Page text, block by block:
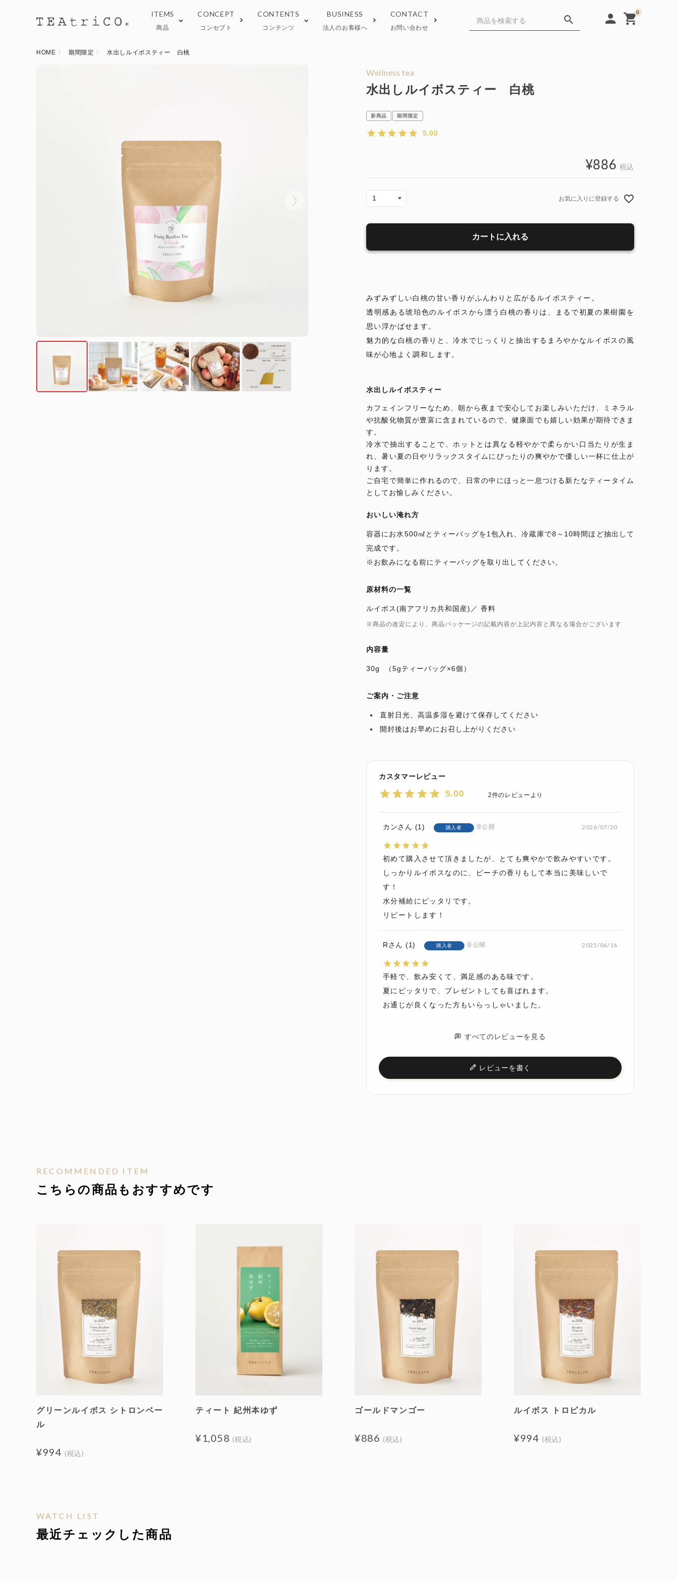
ITEMS
商品
CONCEPT
コンセプト
CONTENTS
コンテンツ
BUSINESS
法人のお客様へ
CONTACT
お問い合わせ
search person 0
shopping_cart
HOME 期間限定 水出しルイボスティー 白桃
Wellness tea
水出しルイボスティー 白桃
新商品 期間限定
5.00
¥886 税込
お気に入りに登録する
カートに入れる
みずみずしい白桃の甘い香りがふんわりと広がるルイボスティー。
透明感ある琥珀色のルイボスから漂う白桃の香りは、まるで初夏の果樹園を
思い浮かばせます。
魅力的な白桃の香りと、冷水でじっくりと抽出するまろやかなルイボスの風
味が心地よく調和します。
水出しルイボスティー
カフェインフリーなため、朝から夜まで安心してお楽しみいただけ、ミネラル
や抗酸化物質が豊富に含まれているので、健康面でも嬉しい効果が期待できま
す。
冷水で抽出することで、ホットとは異なる軽やかで柔らかい口当たりが生ま
れ、暑い夏の日やリラックスタイムにぴったりの爽やかで優しい一杯に仕上が
ります。
ご自宅で簡単に作れるので、日常の中にほっと一息つける新たなティータイム
としてお愉しみください。
おいしい淹れ方
容器にお水500㎖とティーバッグを1包入れ、冷蔵庫で8～10時間ほど抽出して
完成です。
※お飲みになる前にティーバッグを取り出してください。
原材料の一覧
ルイボス(南アフリカ共和国産) 香料
※商品の改定により、商品パッケージの記載内容が上記内容と異なる場合がございます
内容量
30g （5gティーバッグ×6個）
ご案内・ご注意
直射日光、高温多湿を避けて保存してください
開封後はお早めにお召し上がりください
5.00 2
カン 1 購入者 非公開 2026/07/20
初めて購入させて頂きましたが、とても爽やかで飲みやすいです。
しっかりルイボスなのに、ピーチの香りもして本当に美味しいで
す！
水分補給にピッタリです。
リピートします！
R 1 購入者 非公開 2025/06/16
手軽で、飲み安くて、満足感のある味です。
夏にピッタリで、プレゼントしても喜ばれます。
お通じが良くなった方もいらっしゃいました。
すべてのレビューを見る
レビューを書く
RECOMMENDED ITEM
こちらの商品もおすすめです
グリーンルイボス シトロンベー
ル
¥994 (税込)
ティート 紀州本ゆず
¥1,058 (税込)
ゴールドマンゴー
¥886 (税込)
ルイボス トロピカル
¥994 (税込)
WATCH LIST
最近チェックした商品